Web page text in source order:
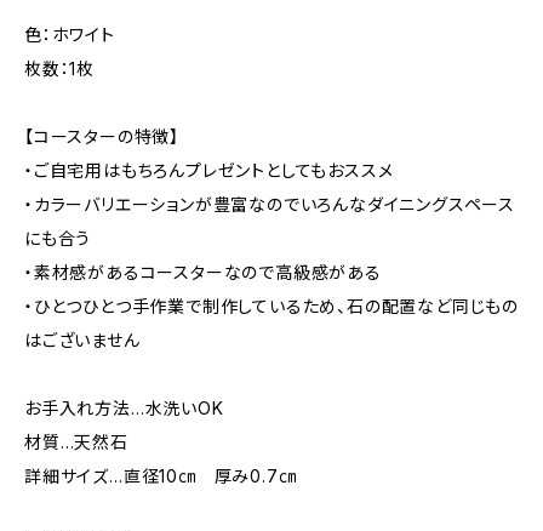
色：ホワイト
枚数：1枚
【コースターの特徴】
・ご自宅用はもちろんプレゼントとしてもおススメ
・カラーバリエーションが豊富なのでいろんなダイニングスペース
にも合う
・素材感があるコースターなので高級感がある
・ひとつひとつ手作業で制作しているため、石の配置など同じもの
はございません
お手入れ方法…水洗いOK
材質…天然石
詳細サイズ…直径10㎝ 厚み0.7㎝